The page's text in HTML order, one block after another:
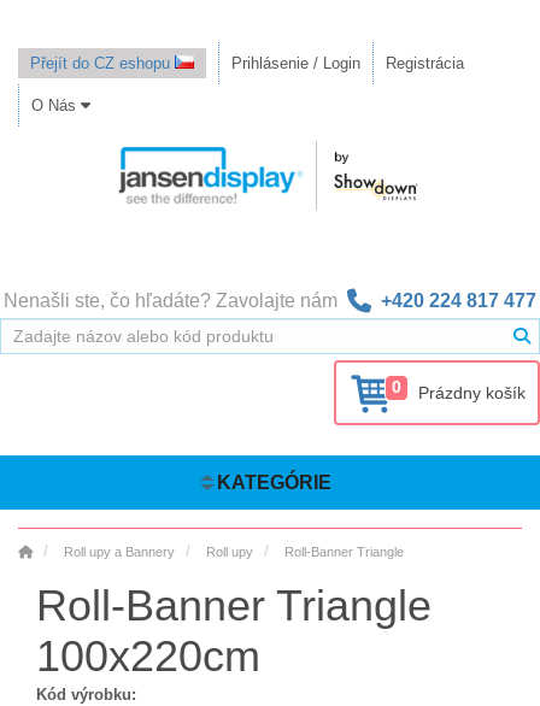
Přejít do CZ eshopu Prihlásenie / Login Registrácia
O Nás
Nenašli ste, čo hľadáte? Zavolajte nám +420 224 817 477
0 Prázdny košík
KATEGÓRIE
Roll upy a Bannery Roll upy Roll-Banner Triangle
Roll-Banner Triangle
100x220cm
Kód výrobku: